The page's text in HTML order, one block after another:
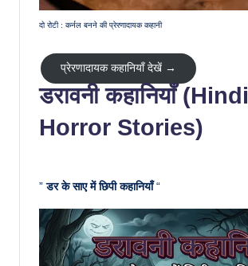
दो रोटी : कर्नल बनने की प्रेरणादायक कहानी
प्रेरणादायक कहानियाँ देखें →
डरावनी कहानियाँ (Hindi
Horror Stories)
”डर के साए में छिपी कहानियाँ“